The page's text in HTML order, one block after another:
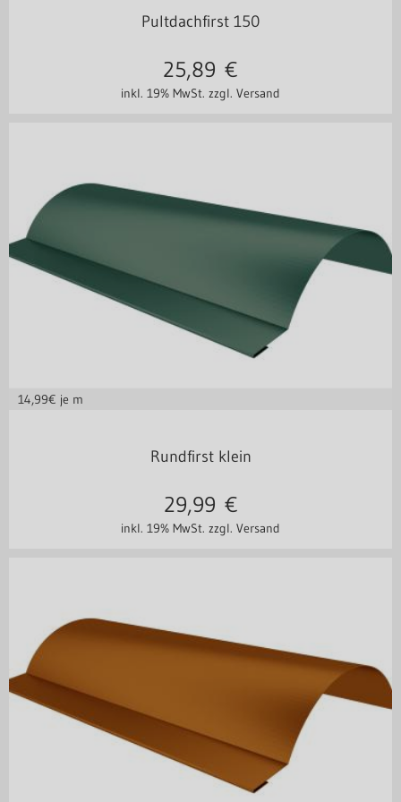
Pultdachfirst 150
inkl. 19% MwSt. zzgl. Versand
25,89 €
14,99€ je m
Rundfirst klein
inkl. 19% MwSt. zzgl. Versand
29,99 €